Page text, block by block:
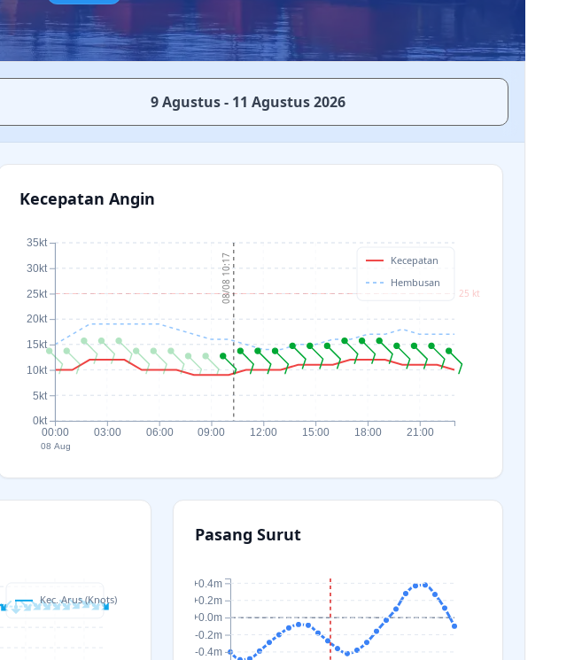
9 Agustus - 11 Agustus 2026
Kecepatan Angin
25 kt
00:00
08 Aug
03:00 06:00 09:00 12:00 15:00 18:00 21:00
0kt
5kt
10kt
15kt
20kt
25kt
30kt
35kt
08/08 10:17
Kecepatan
Hembusan
Kec. Arus (Knots)
Pasang Surut
-0.4m
-0.2m
+0.0m
+0.2m
+0.4m